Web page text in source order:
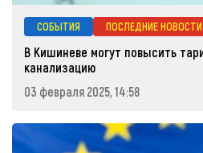
СОБЫТИЯ ПОСЛЕДНИЕ НОВОСТИ
В Кишиневе могут повысить
канализацию
03 февраля 2025, 14:58